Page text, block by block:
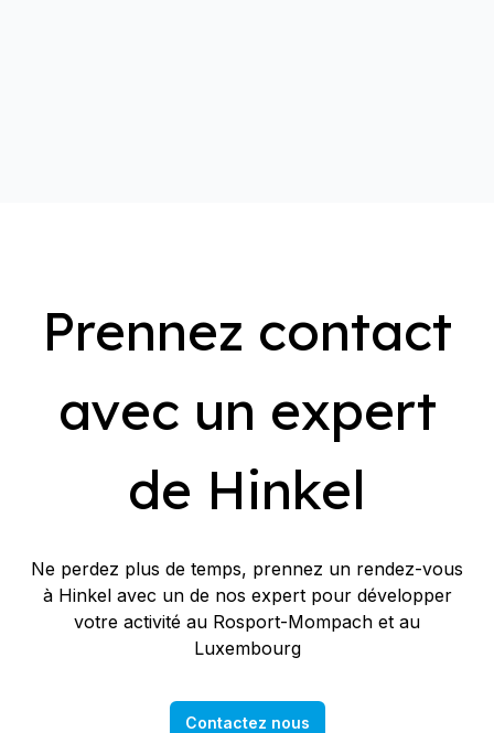
Prennez contact
avec un expert
de Hinkel
Ne perdez plus de temps, prennez un rendez-vous
à Hinkel avec un de nos expert pour développer
votre activité au Rosport-Mompach et au
Luxembourg
Contactez nous